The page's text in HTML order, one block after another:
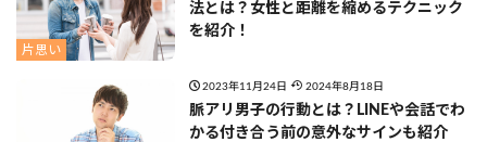
片思い
法とは？女性と距離を縮めるテクニック
を紹介！
2023年11月24日 2024年8月18日
脈アリ男子の行動とは？LINEや会話でわ
かる付き合う前の意外なサインも紹介